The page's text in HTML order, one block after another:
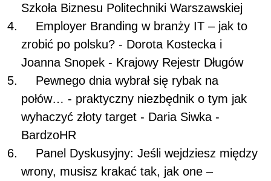
Szkoła Biznesu Politechniki Warszawskiej
Employer Branding w branży IT – jak to
zrobić po polsku? - Dorota Kostecka i
Joanna Snopek - Krajowy Rejestr Długów
Pewnego dnia wybrał się rybak na
połów… - praktyczny niezbędnik o tym jak
wyhaczyć złoty target - Daria Siwka -
BardzoHR
Panel Dyskusyjny: Jeśli wejdziesz między
wrony, musisz krakać tak, jak one –